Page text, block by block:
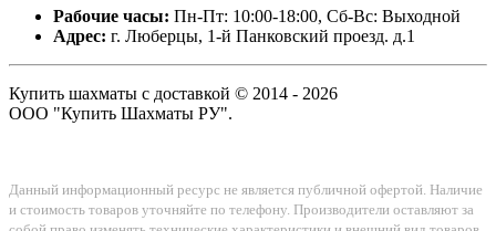
Рабочие часы: Пн-Пт: 10:00-18:00, Сб-Вс: Выходной
Адрес: г. Люберцы, 1-й Панковский проезд. д.1
Купить шахматы с доставкой © 2014 - 2026
ООО "Купить Шахматы РУ".
Данный информационный ресурс не является публичной офертой. Наличие
и стоимость товаров уточняйте по телефону. Производители оставляют за